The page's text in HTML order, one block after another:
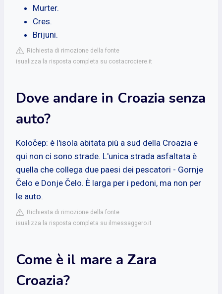
Murter.
Cres.
Brijuni.
Richiesta di rimozione della fonte
isualizza la risposta completa su costacrociere.it
Dove andare in Croazia senza
auto?
Koločep: è l'isola abitata più a sud della Croazia e
qui non ci sono strade. L'unica strada asfaltata è
quella che collega due paesi dei pescatori - Gornje
Čelo e Donje Čelo. È larga per i pedoni, ma non per
le auto.
Richiesta di rimozione della fonte
isualizza la risposta completa su ilmessaggero.it
Come è il mare a Zara
Croazia?